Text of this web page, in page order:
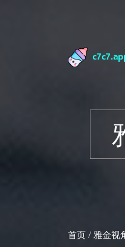
首页 / 雅金视